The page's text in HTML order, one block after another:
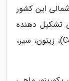
این کشور
تشکیل دهنده
غذاها، گوجه فرنگی، کیپر یا علف مار (Caper)، زیتون، سیر،